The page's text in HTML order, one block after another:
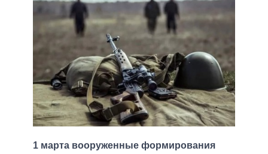
1 марта вооруженные формирования